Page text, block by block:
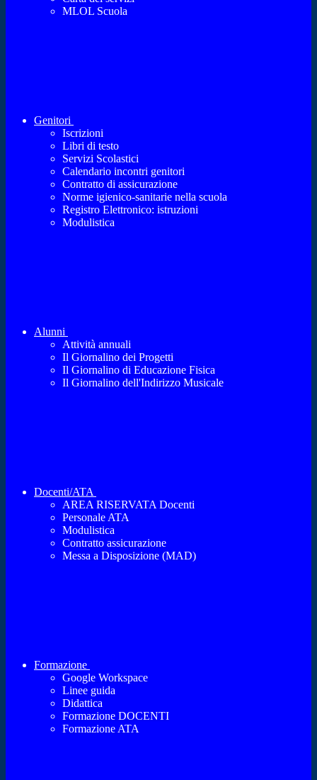
MLOL Scuola
Genitori
Iscrizioni
Libri di testo
Servizi Scolastici
Calendario incontri genitori
Contratto di assicurazione
Norme igienico-sanitarie nella scuola
Registro Elettronico: istruzioni
Modulistica
Alunni
Attività annuali
Il Giornalino dei Progetti
Il Giornalino di Educazione Fisica
Il Giornalino dell'Indirizzo Musicale
Docenti/ATA
AREA RISERVATA Docenti
Personale ATA
Modulistica
Contratto assicurazione
Messa a Disposizione (MAD)
Formazione
Google Workspace
Linee guida
Didattica
Formazione DOCENTI
Formazione ATA